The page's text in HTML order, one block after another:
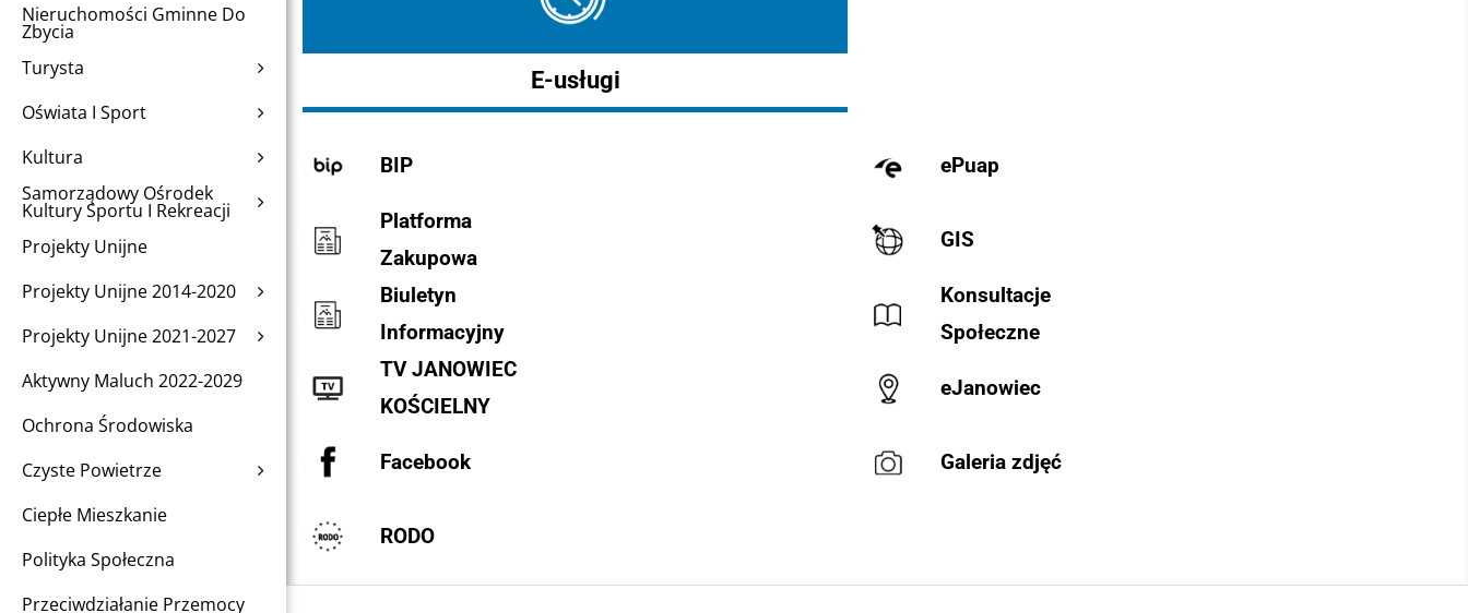
Nieruchomości Gminne Do
Zbycia
Turysta
Oświata I Sport
Kultura
Samorządowy Ośrodek
Kultury Sportu I Rekreacji
Projekty Unijne
Projekty Unijne 2014-2020
Projekty Unijne 2021-2027
Aktywny Maluch 2022-2029
Ochrona Środowiska
Czyste Powietrze
Ciepłe Mieszkanie
Polityka Społeczna
Przeciwdziałanie Przemocy
E-usługi
BIP ePuap
Platforma
Zakupowa
GIS
Biuletyn
Informacyjny
Konsultacje
Społeczne
TV JANOWIEC
KOŚCIELNY
eJanowiec
Facebook Galeria zdjęć
RODO